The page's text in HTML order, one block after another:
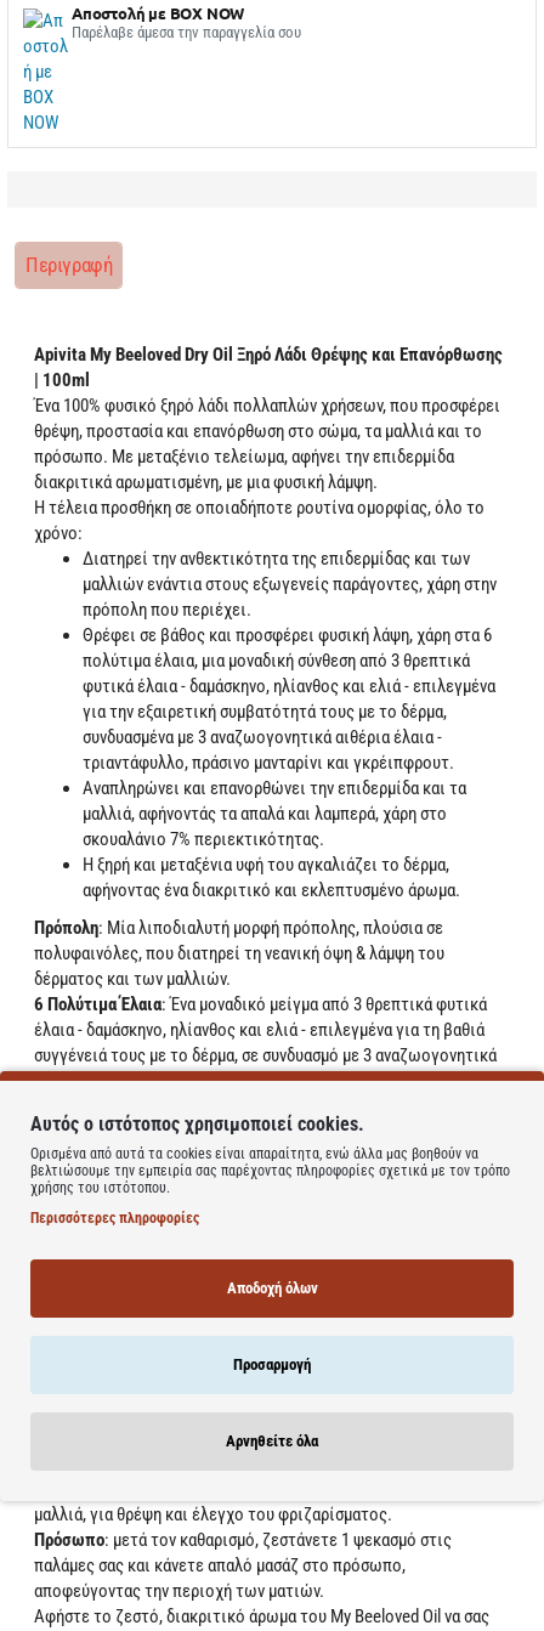
Αποστολή με BOX NOW
Παρέλαβε άμεσα την παραγγελία σου
Περιγραφή
Apivita My Beeloved Dry Oil Ξηρό Λάδι Θρέψης και Επανόρθωσης
| 100ml
Ένα 100% φυσικό ξηρό λάδι πολλαπλών χρήσεων, που προσφέρει
θρέψη, προστασία και επανόρθωση στο σώμα, τα μαλλιά και το
πρόσωπο. Με μεταξένιο τελείωμα, αφήνει την επιδερμίδα
διακριτικά αρωματισμένη, με μια φυσική λάμψη.
Η τέλεια προσθήκη σε οποιαδήποτε ρουτίνα ομορφίας, όλο το
χρόνο:
Διατηρεί την ανθεκτικότητα της επιδερμίδας και των
μαλλιών ενάντια στους εξωγενείς παράγοντες, χάρη στην
πρόπολη που περιέχει.
Θρέφει σε βάθος και προσφέρει φυσική λάψη, χάρη στα 6
πολύτιμα έλαια, μια μοναδική σύνθεση από 3 θρεπτικά
φυτικά έλαια - δαμάσκηνο, ηλίανθος και ελιά - επιλεγμένα
για την εξαιρετική συμβατότητά τους με το δέρμα,
συνδυασμένα με 3 αναζωογονητικά αιθέρια έλαια -
τριαντάφυλλο, πράσινο μανταρίνι και γκρέιπφρουτ.
Αναπληρώνει και επανορθώνει την επιδερμίδα και τα
μαλλιά, αφήνοντάς τα απαλά και λαμπερά, χάρη στο
σκουαλάνιο 7% περιεκτικότητας.
Η ξηρή και μεταξένια υφή του αγκαλιάζει το δέρμα,
αφήνοντας ένα διακριτικό και εκλεπτυσμένο άρωμα.
Πρόπολη: Μία λιποδιαλυτή μορφή πρόπολης, πλούσια σε
πολυφαινόλες, που διατηρεί τη νεανική όψη & λάμψη του
δέρματος και των μαλλιών.
6 Πολύτιμα Έλαια: Ένα μοναδικό μείγμα από 3 θρεπτικά φυτικά
έλαια - δαμάσκηνο, ηλίανθος και ελιά - επιλεγμένα για τη βαθιά
συγγένειά τους με το δέρμα, σε συνδυασμό με 3 αναζωογονητικά
αιθέρια έλαια - τριαντάφυλλο, πράσινο μανταρίνι και
Αυτός ο ισχυρός συνδυασμός θρέφει σε βάθος αφήνει φυσική
λάμψη στο δέρμα.
Σκουαλάνιο: Ενσωματωμένο σε υψηλή συγκέντρωση 7%,
βελτιώνει τον υδρολιπιδικό φραγμό του δέρματος και ενισχύει
την ελαστικότητα των μαλλιών, αποτρέποντας το σπάσιμο.
χρησιμοποιηθεί όλες τις εποχές του χρόνου, στο σώμα, τα
εφαρμόστε στο σώμα και κάνετε απαλό μασάζ, δίνοντας έμφαση
μαλλιά, για θρέψη και έλεγχο του φριζαρίσματος.
Πρόσωπο: μετά τον καθαρισμό, ζεστάνετε 1 ψεκασμό στις
παλάμες σας και κάνετε απαλό μασάζ στο πρόσωπο,
αποφεύγοντας την περιοχή των ματιών.
Αφήστε το ζεστό, διακριτικό άρωμα του My Beeloved Oil να σας
Αυτός ο ιστότοπος χρησιμοποιεί cookies.
Ορισμένα από αυτά τα cookies είναι απαραίτητα, ενώ άλλα μας βοηθούν να
βελτιώσουμε την εμπειρία σας παρέχοντας πληροφορίες σχετικά με τον τρόπο
χρήσης του ιστότοπου.
Περισσότερες πληροφορίες
Αποδοχή όλων
Προσαρμογή
Αρνηθείτε όλα